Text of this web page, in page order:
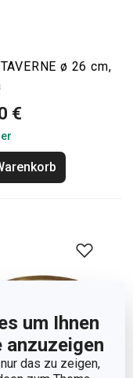
um Ihnen
das zu zeigen,
ø 26 cm,
€